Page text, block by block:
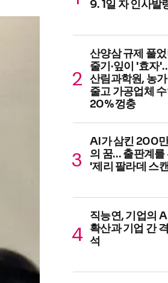
9. 1일 자 인사발
산양삼 규제 풀었
줄기·잎이 '효자
산림과학원, 농
줄고 가공업체
20% 껑충
AI가 삼킨 200
의 꿈… 출판계를
'제리 팔라데 스
직능연, 기업의
확산과 기업 간
석